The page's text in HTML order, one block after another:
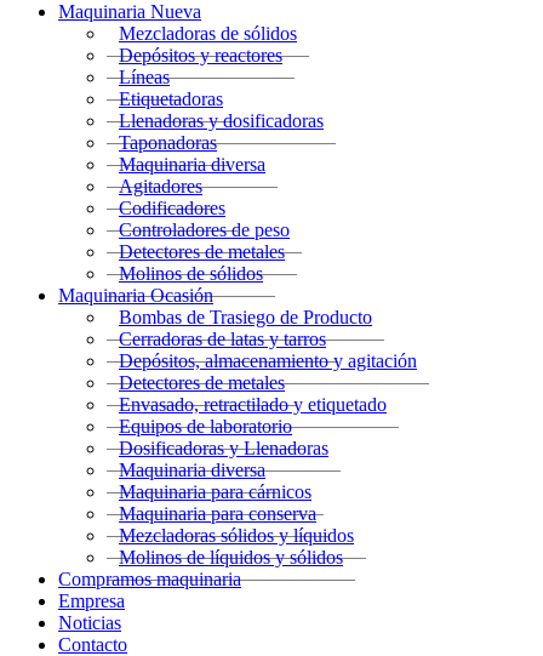
Maquinaria Nueva
Mezcladoras de sólidos
Depósitos y reactores
Líneas
Etiquetadoras
Llenadoras y dosificadoras
Taponadoras
Maquinaria diversa
Agitadores
Codificadores
Controladores de peso
Detectores de metales
Molinos de sólidos
Maquinaria Ocasión
Bombas de Trasiego de Producto
Cerradoras de latas y tarros
Depósitos, almacenamiento y agitación
Detectores de metales
Envasado, retractilado y etiquetado
Equipos de laboratorio
Dosificadoras y Llenadoras
Maquinaria diversa
Maquinaria para cárnicos
Maquinaria para conserva
Mezcladoras sólidos y líquidos
Molinos de líquidos y sólidos
Compramos maquinaria
Empresa
Noticias
Contacto